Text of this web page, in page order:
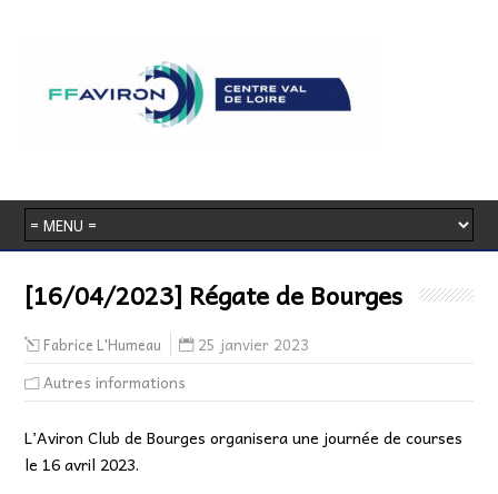
[16/04/2023] Régate de Bourges
Fabrice L'Humeau
25 janvier 2023
Autres informations
L’Aviron Club de Bourges organisera une journée de courses
le 16 avril 2023.